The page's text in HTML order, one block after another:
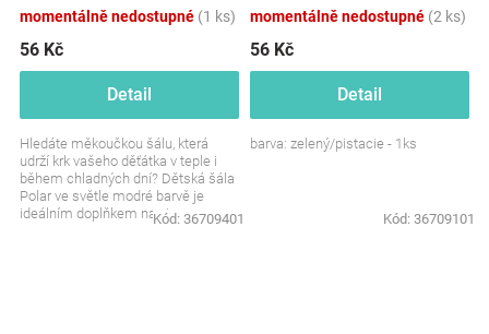
momentálně nedostupné (1 ks)
56 Kč
Detail
Hledáte měkoučkou šálu, která
udrží krk vašeho děťátka v teple i
během chladných dní? Dětská šála
Polar ve světle modré barvě je
ideálním doplňkem na zimu.
Kód: 36709401
momentálně nedostupné (2 ks)
56 Kč
Detail
barva: zelený/pistacie - 1ks
Kód: 36709101